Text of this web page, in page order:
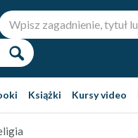
Książki Kursy video